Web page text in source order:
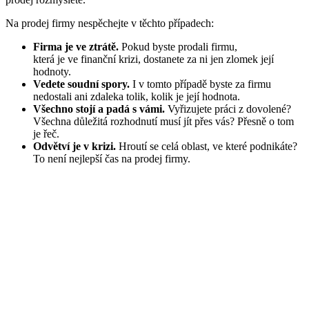
Na prodej firmy nespěchejte v těchto případech:
Firma je ve ztrátě. Pokud byste prodali firmu,
která je ve finanční krizi, dostanete za ni jen zlomek její
hodnoty.
Vedete soudní spory. I v tomto případě byste za firmu
nedostali ani zdaleka tolik, kolik je její hodnota.
Všechno stojí a padá s vámi. Vyřizujete práci z dovolené?
Všechna důležitá rozhodnutí musí jít přes vás? Přesně o tom
je řeč.
Odvětví je v krizi. Hroutí se celá oblast, ve které podnikáte?
To není nejlepší čas na prodej firmy.